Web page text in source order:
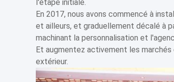
l'étape initiale.
En 2017, nous avons commencé à
et ailleurs, et graduellement décalé à
machinant la personnalisation et
Et augmentez activement les
extérieur.